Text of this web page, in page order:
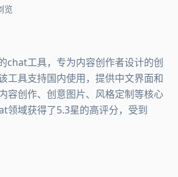
览
chat工具，专为内容创作者设计的创
工具支持国内使用，提供中文界面和
容创作、创意图片、风格定制等核心
领域获得了5.3星的高评分，受到